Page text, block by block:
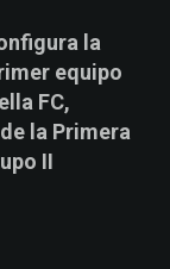
la
equipo
FC,
la Primera
II